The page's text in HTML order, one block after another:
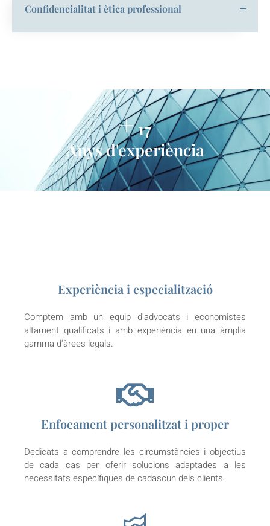
Confidencialitat i ètica professional
+24
Anys d'experiència
Experiència i especialització
Comptem amb un equip d'advocats i economistes
altament qualificats i amb experiència en una àmplia
gamma d'àrees legals.
Enfocament personalitzat i proper
Dedicats a comprendre les circumstàncies i objectius
de cada cas per oferir solucions adaptades a les
necessitats específiques de cadascun dels clients.